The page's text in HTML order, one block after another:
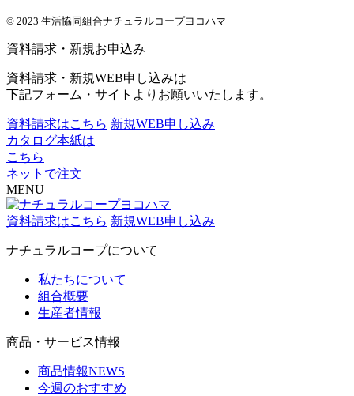
© 2023 生活協同組合ナチュラルコープヨコハマ
資料請求・新規お申込み
資料請求・新規WEB申し込みは
下記フォーム・サイトよりお願いいたします。
資料請求はこちら 新規WEB申し込み
カタログ本紙は
こちら
ネットで注文
MENU
資料請求はこちら 新規WEB申し込み
ナチュラルコープについて
私たちについて
組合概要
生産者情報
商品・サービス情報
商品情報NEWS
今週のおすすめ